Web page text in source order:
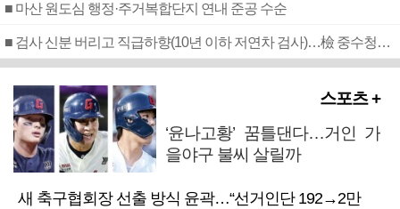
■ 마산 원도심 행정·주거복합단지 연내 준공 수순
■ 검사 신분 버리고 직급하향(10년 이하 저연차 검사)…檢 중수청행 기피
스포츠 +
‘윤나고황’ 꿈틀댄다…거인 가
을야구 불씨 살릴까
새 축구협회장 선출 방식 윤곽…“선거인단 192→2만